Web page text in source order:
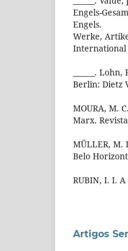
Engels-
Engels.
Werke,
International
______.
Berlin: Dietz
MOURA, M.
Marx.
MÜLLER, M.
Belo
RUBIN, I. I.
Artigos